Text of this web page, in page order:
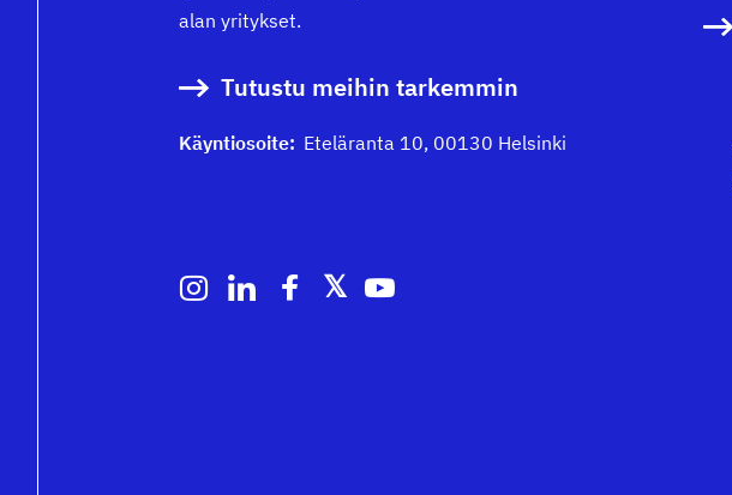
alan yritykset.
Tutustu meihin tarkemmin
Käyntiosoite: Eteläranta 10, 00130 Helsinki